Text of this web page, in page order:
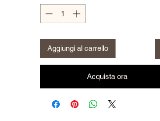
Aggiungi al carrello
Acquista ora